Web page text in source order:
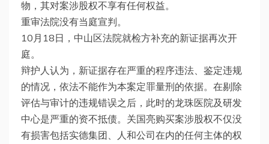
物，其对案涉股权不享有任何权益。
重审法院没有当庭宣判。
10月18日，中山区法院就检方补充的新证据再次开
庭。
辩护人认为，新证据存在严重的程序违法、鉴定违规
的情况，依法不能作为本案定罪量刑的依据。在剔除
评估与审计的违规错误之后，此时的龙珠医院及研发
中心是严重的资不抵债。关国亮购买案涉股权不仅没
有损害包括实德集团、人和公司在内的任何主体的权